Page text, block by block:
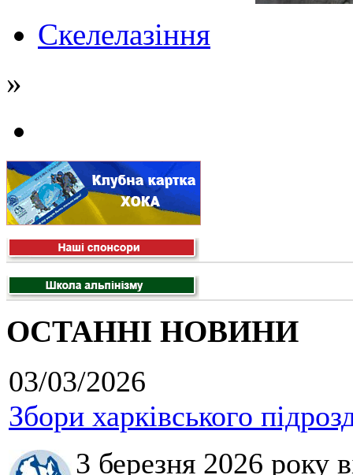
Скелелазіння
»
ОСТАННІ НОВИНИ
03/03/2026
Збори харківського
3 березня 2026 року